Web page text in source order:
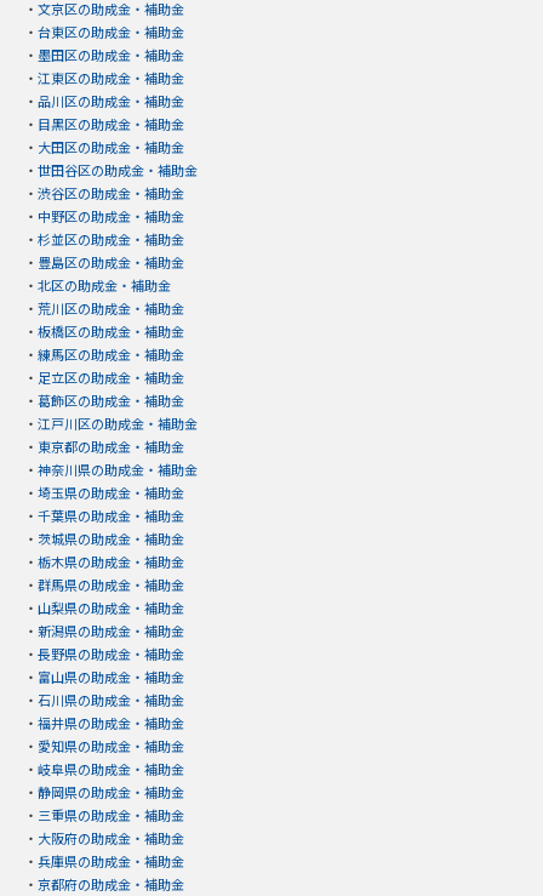
・ 文京区の助成金・補助金
・ 台東区の助成金・補助金
・ 墨田区の助成金・補助金
・ 江東区の助成金・補助金
・ 品川区の助成金・補助金
・ 目黒区の助成金・補助金
・ 大田区の助成金・補助金
・ 世田谷区の助成金・補助金
・ 渋谷区の助成金・補助金
・ 中野区の助成金・補助金
・ 杉並区の助成金・補助金
・ 豊島区の助成金・補助金
・ 北区の助成金・補助金
・ 荒川区の助成金・補助金
・ 板橋区の助成金・補助金
・ 練馬区の助成金・補助金
・ 足立区の助成金・補助金
・ 葛飾区の助成金・補助金
・ 江戸川区の助成金・補助金
・ 東京都の助成金・補助金
・ 神奈川県の助成金・補助金
・ 埼玉県の助成金・補助金
・ 千葉県の助成金・補助金
・ 茨城県の助成金・補助金
・ 栃木県の助成金・補助金
・ 群馬県の助成金・補助金
・ 山梨県の助成金・補助金
・ 新潟県の助成金・補助金
・ 長野県の助成金・補助金
・ 富山県の助成金・補助金
・ 石川県の助成金・補助金
・ 福井県の助成金・補助金
・ 愛知県の助成金・補助金
・ 岐阜県の助成金・補助金
・ 静岡県の助成金・補助金
・ 三重県の助成金・補助金
・ 大阪府の助成金・補助金
・ 兵庫県の助成金・補助金
・ 京都府の助成金・補助金